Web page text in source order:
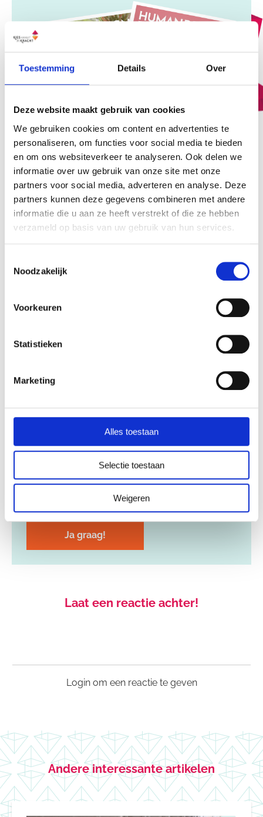
Toestemming Details Over
Deze website maakt gebruik van cookies
We gebruiken cookies om content en advertenties te
personaliseren, om functies voor social media te bieden
en om ons websiteverkeer te analyseren. Ook delen we
informatie over uw gebruik van onze site met onze
partners voor social media, adverteren en analyse. Deze
partners kunnen deze gegevens combineren met andere
informatie die u aan ze heeft verstrekt of die ze hebben
verzameld op basis van uw gebruik van hun services.
Noodzakelijk
Voorkeuren
Statistieken
Marketing
Alles toestaan
Selectie toestaan
Weigeren
praktijk. Voor jouw klanten of collega’s.
Voornaam
*
Ja, ik abonneer me op het Human Design
Professional Magazine*
Laat een reactie achter!
Login om een reactie te geven
Andere interessante artikelen